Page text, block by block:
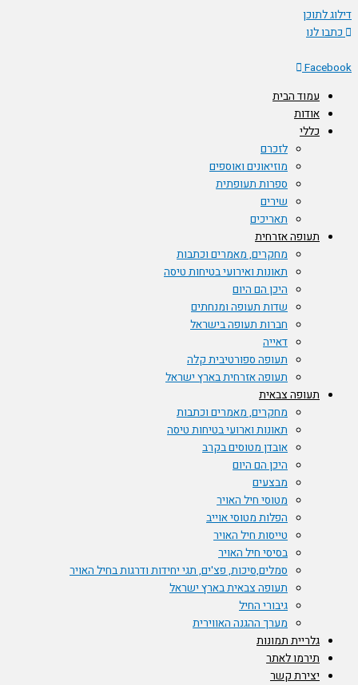
לתוכן
לנו
עמוד הבית
אודות
כללי
לזכרם
מוזיאונים ואוספים
ספרות תעופתית
שירים
תאריכים
תעופה אזרחית
מחקרים, מאמרים וכתבות
תאונות ואירועי בטיחות טיסה
היכן הם היום
שדות תעופה ומנחתים
חברות תעופה בישראל
דאייה
תעופה ספורטיבית קלה
תעופה אזרחית בארץ ישראל
תעופה צבאית
מחקרים, מאמרים וכתבות
תאונות וארועי בטיחות טיסה
אובדן מטוסים בקרב
היכן הם היום
מבצעים
מטוסי חיל האויר
הפלות מטוסי אוייב
טייסות חיל האויר
בסיסי חיל האויר
סמלים,סיכות, פצ'ים, תגי יחידות ודרגות בחיל האויר
תעופה צבאית בארץ ישראל
גיבורי החיל
מערך ההגנה האווירית
גלריית תמונות
תירמו לאתר
יצירת קשר